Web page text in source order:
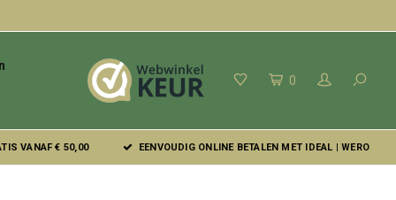
0
VANAF € 50,00 EENVOUDIG ONLINE BETALEN MET IDEAL | WERO